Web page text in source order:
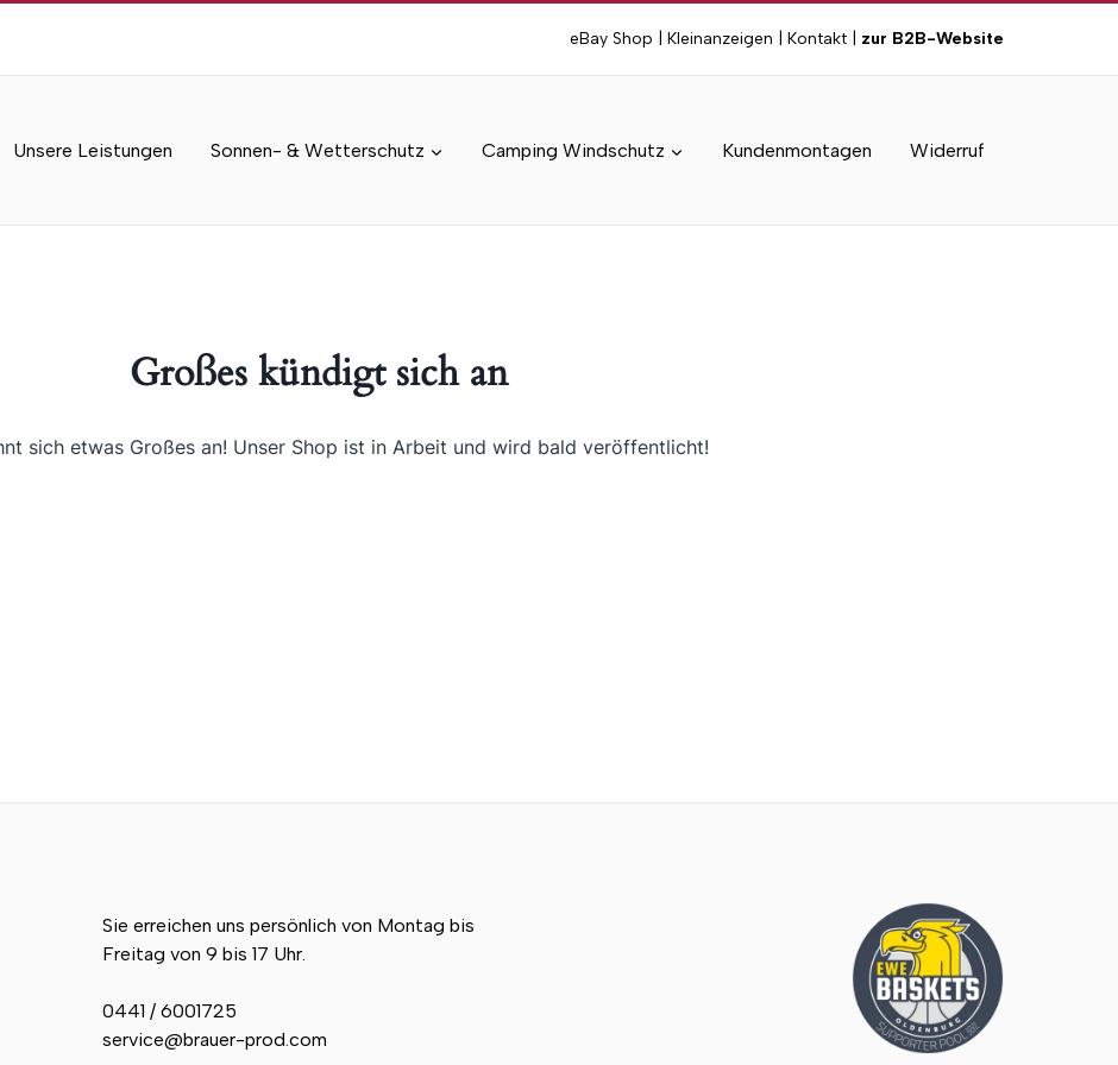
eBay Shop Kleinanzeigen Kontakt zur B2B-Website
Unsere Leistungen Sonnen- & Wetterschutz Camping Windschutz Kundenmontagen Widerruf
Großes kündigt sich an
sich etwas Großes an! Unser Shop ist in Arbeit und wird bald veröffentlicht!
Sie erreichen uns persönlich von Montag bis
Freitag von 9 bis 17 Uhr.
0441 / 6001725
service@brauer-prod.com